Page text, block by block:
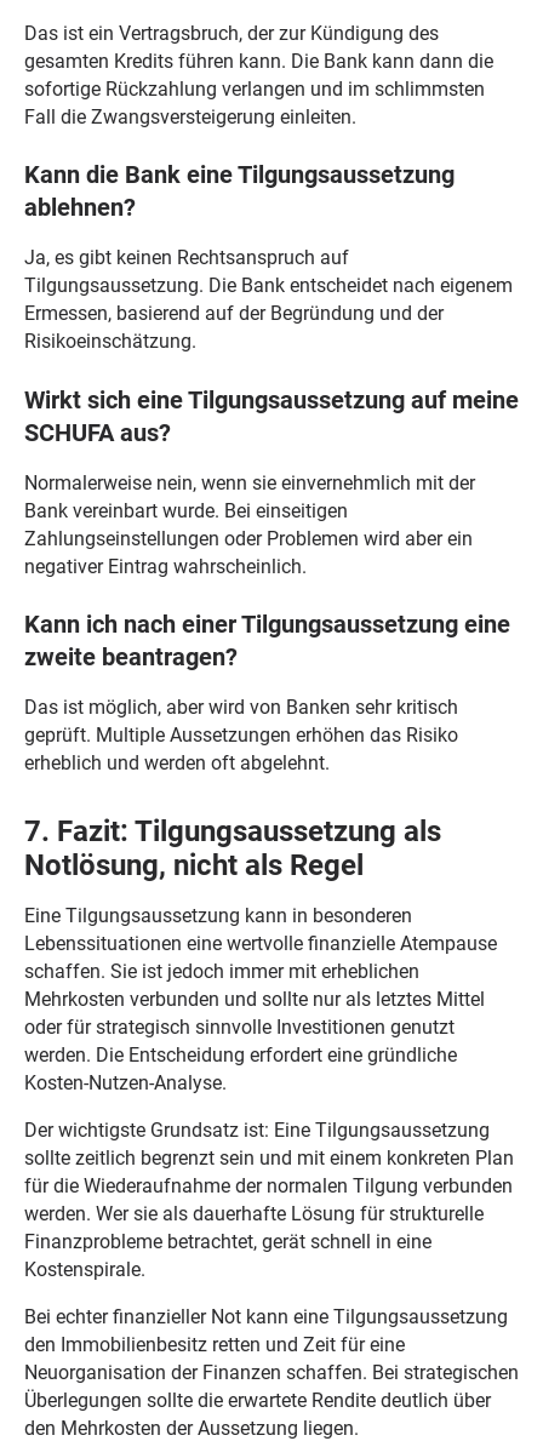
Das ist ein Vertragsbruch, der zur Kündigung des
gesamten Kredits führen kann. Die Bank kann dann die
sofortige Rückzahlung verlangen und im schlimmsten
Fall die Zwangsversteigerung einleiten.
Kann die Bank eine Tilgungsaussetzung
ablehnen?
Ja, es gibt keinen Rechtsanspruch auf
Tilgungsaussetzung. Die Bank entscheidet nach eigenem
Ermessen, basierend auf der Begründung und der
Risikoeinschätzung.
Wirkt sich eine Tilgungsaussetzung auf meine
SCHUFA aus?
Normalerweise nein, wenn sie einvernehmlich mit der
Bank vereinbart wurde. Bei einseitigen
Zahlungseinstellungen oder Problemen wird aber ein
negativer Eintrag wahrscheinlich.
Kann ich nach einer Tilgungsaussetzung eine
zweite beantragen?
Das ist möglich, aber wird von Banken sehr kritisch
geprüft. Multiple Aussetzungen erhöhen das Risiko
erheblich und werden oft abgelehnt.
7. Fazit: Tilgungsaussetzung als
Notlösung, nicht als Regel
Eine Tilgungsaussetzung kann in besonderen
Lebenssituationen eine wertvolle finanzielle Atempause
schaffen. Sie ist jedoch immer mit erheblichen
Mehrkosten verbunden und sollte nur als letztes Mittel
oder für strategisch sinnvolle Investitionen genutzt
werden. Die Entscheidung erfordert eine gründliche
Kosten-Nutzen-Analyse.
Der wichtigste Grundsatz ist: Eine Tilgungsaussetzung
sollte zeitlich begrenzt sein und mit einem konkreten Plan
für die Wiederaufnahme der normalen Tilgung verbunden
werden. Wer sie als dauerhafte Lösung für strukturelle
Finanzprobleme betrachtet, gerät schnell in eine
Kostenspirale.
Bei echter finanzieller Not kann eine Tilgungsaussetzung
den Immobilienbesitz retten und Zeit für eine
Neuorganisation der Finanzen schaffen. Bei strategischen
Überlegungen sollte die erwartete Rendite deutlich über
den Mehrkosten der Aussetzung liegen.